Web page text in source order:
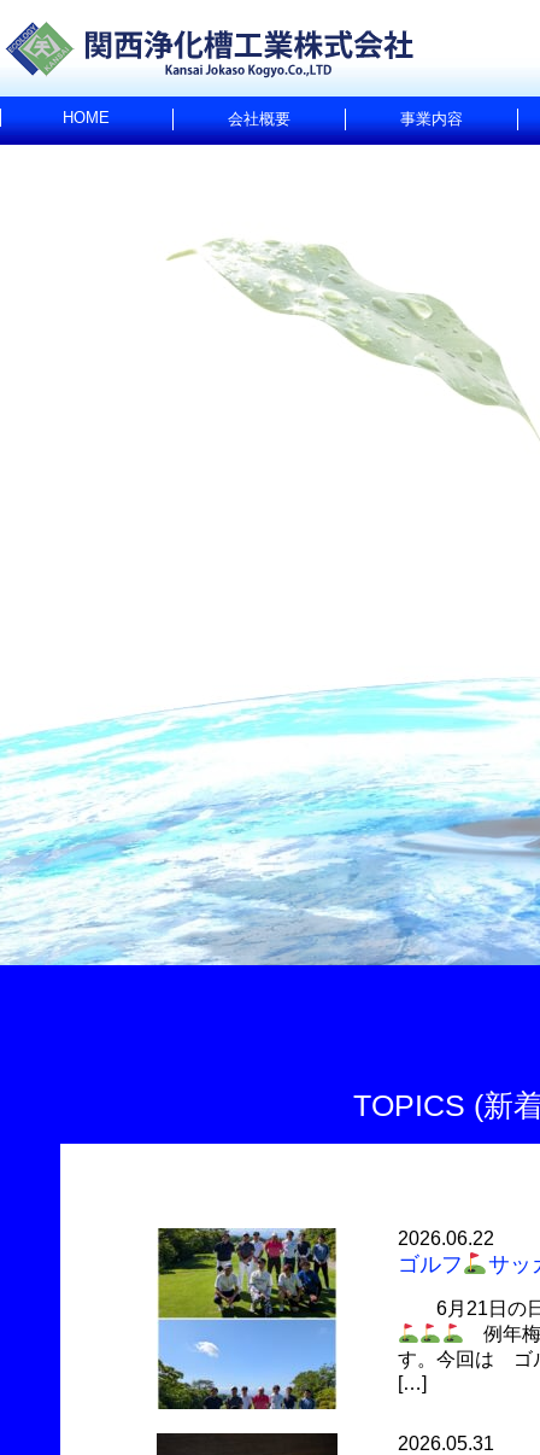
HOME 会社概要 事業内容
TOPICS (新
2026.06.22
ゴルフ サッ
6月21日の日
例年梅
す。今回は ゴ
[…]
2026.05.31